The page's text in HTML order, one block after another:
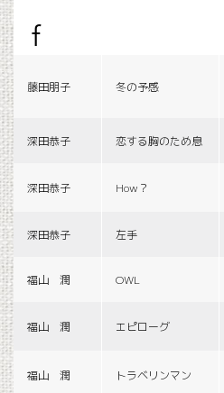
f
藤田朋子 冬の予感
深田恭子 恋する胸のため息
深田恭子 How？
深田恭子 左手
福山 潤 OWL
福山 潤 エピローグ
福山 潤 トラベリンマン